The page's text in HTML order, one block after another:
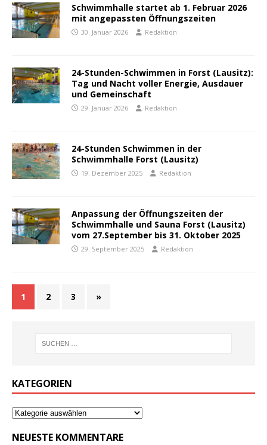
Schwimmhalle startet ab 1. Februar 2026
mit angepassten Öffnungszeiten
30. Januar 2026 Redaktion
24-Stunden-Schwimmen in Forst (Lausitz):
Tag und Nacht voller Energie, Ausdauer
und Gemeinschaft
29. Januar 2026 Redaktion
24-Stunden Schwimmen in der
Schwimmhalle Forst (Lausitz)
19. Dezember 2025 Redaktion
Anpassung der Öffnungszeiten der
Schwimmhalle und Sauna Forst (Lausitz)
vom 27.September bis 31. Oktober 2025
29. September 2025 Redaktion
1 2 3 »
KATEGORIEN
NEUESTE KOMMENTARE